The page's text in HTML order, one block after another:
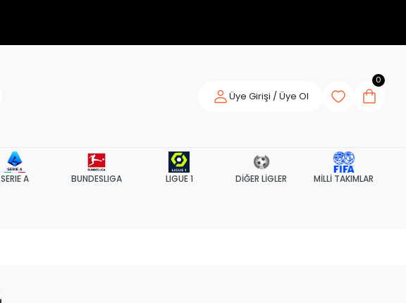
Üye Girişi / Üye Ol
0
SERIE A BUNDESLIGA LIGUE 1 DİĞER LİGLER MİLLİ TAKIMLAR